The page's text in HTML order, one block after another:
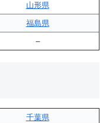
山形県
福島県
–
千葉県